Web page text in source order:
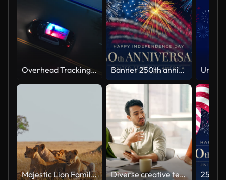
Overhead Tracking Drone Shot of a Police Car Driving on a City Street with Lights On at Night Banner 250th anniversary of the USA. 250 years of independence. 4th of july 2026 usa independence day, video greeting card. US flag fireworks on blue sky background. Fourth of july. 4k seamless loop
Majestic Lion Family Relaxing in Natural Habitat Under Soft Light Diverse creative team collaborating on a marketing strategy in an office meeting